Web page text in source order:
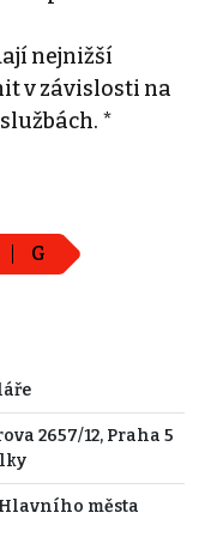
nejnižší
v závislosti na
*
G
2657/12, Praha 5
města